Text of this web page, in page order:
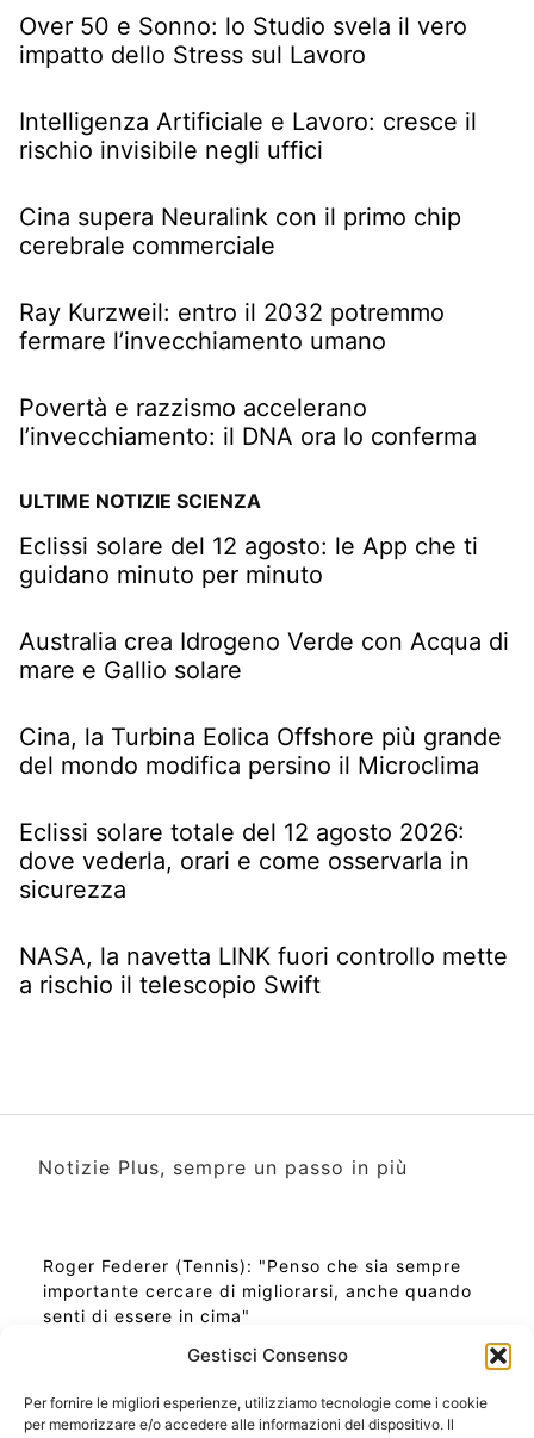
Gestisci Consenso
Per fornire le migliori esperienze, utilizziamo tecnologie come i cookie
per memorizzare e/o accedere alle informazioni del dispositivo. Il
Over 50 e Sonno: lo Studio svela il vero
impatto dello Stress sul Lavoro
Intelligenza Artificiale e Lavoro: cresce il
rischio invisibile negli uffici
Cina supera Neuralink con il primo chip
cerebrale commerciale
Ray Kurzweil: entro il 2032 potremmo
fermare l’invecchiamento umano
Povertà e razzismo accelerano
l’invecchiamento: il DNA ora lo conferma
ULTIME NOTIZIE SCIENZA
Eclissi solare del 12 agosto: le App che ti
guidano minuto per minuto
Australia crea Idrogeno Verde con Acqua di
mare e Gallio solare
Cina, la Turbina Eolica Offshore più grande
del mondo modifica persino il Microclima
Eclissi solare totale del 12 agosto 2026:
dove vederla, orari e come osservarla in
sicurezza
NASA, la navetta LINK fuori controllo mette
a rischio il telescopio Swift
Notizie Plus, sempre un passo in più
Roger Federer (Tennis): "Penso che sia sempre
importante cercare di migliorarsi, anche quando
senti di essere in cima"
Ora Esatta in Italia in questo momento